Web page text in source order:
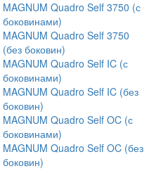
MAGNUM Quadro Self 3750 (с
боковинами)
MAGNUM Quadro Self 3750
(без боковин)
MAGNUM Quadro Self IC (с
боковинами)
MAGNUM Quadro Self IC (без
боковин)
MAGNUM Quadro Self OC (с
боковинами)
MAGNUM Quadro Self OC (без
боковин)